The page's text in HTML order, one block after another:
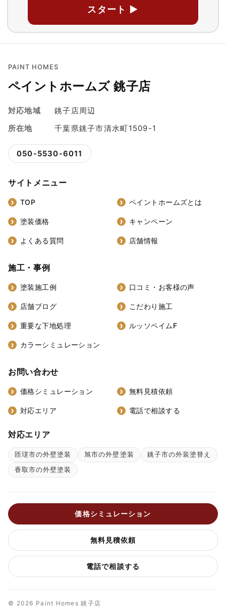
スタート ▶
PAINT HOMES
ペイントホームズ 銚子店
対応地域
銚子店周辺
所在地
千葉県銚子市清水町1509-1
050-5530-6011
サイトメニュー
TOP ペイントホームズとは
塗装価格 キャンペーン
よくある質問 店舗情報
施工・事例
塗装施工例 口コミ・お客様の声
店舗ブログ こだわり施工
重要な下地処理 ルッソペイムF
カラーシミュレーション
お問い合わせ
価格シミュレーション 無料見積依頼
対応エリア 電話で相談する
対応エリア
匝瑳市の外壁塗装 旭市の外壁塗装
銚子市の外装塗替え
香取市の外壁塗装
価格シミュレーション
無料見積依頼
電話で相談する
© 2026 Paint Homes 銚子店